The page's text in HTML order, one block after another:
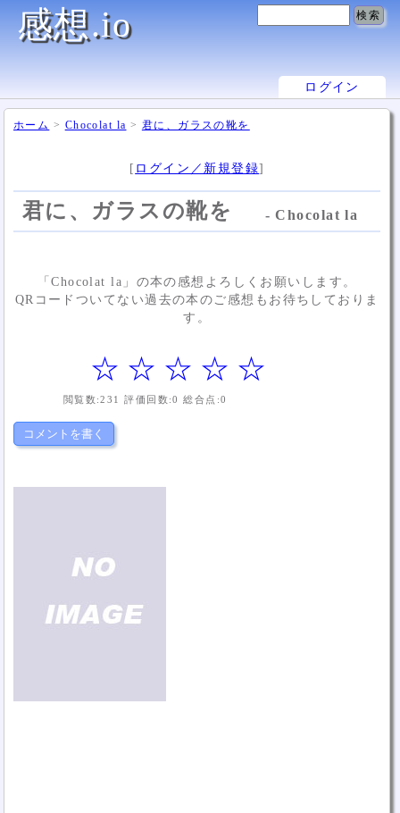
感想.io
ログイン
ホーム > Chocolat la > 君に、ガラスの靴を
[ ログイン／新規登録]
君に、ガラスの靴を - Chocolat la
「Chocolat la」の本の感想よろしくお願いします。
QRコードついてない過去の本のご感想もお待ちしておりま
す。
☆ ☆ ☆ ☆ ☆
閲覧数:231 評価回数:0 総合点:0
コメントを書く